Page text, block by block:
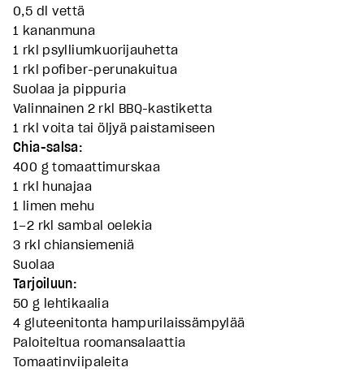
0,5 dl vettä
1 kananmuna
1 rkl psylliumkuorijauhetta
1 rkl pofiber-perunakuitua
Suolaa ja pippuria
Valinnainen 2 rkl BBQ-kastiketta
1 rkl voita tai öljyä paistamiseen
Chia-salsa:
400 g tomaattimurskaa
1 rkl hunajaa
1 limen mehu
1–2 rkl sambal oelekia
3 rkl chiansiemeniä
Suolaa
Tarjoiluun:
50 g lehtikaalia
4 gluteenitonta hampurilaissämpylää
Paloiteltua roomansalaattia
Tomaatinviipaleita